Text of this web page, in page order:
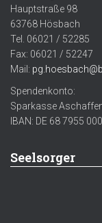
Hauptstraße 98
63768 Hösbach
Tel. 06021 / 52285
Fax: 06021 / 52247
Mail:
Spendenkonto:
Sparkasse
IBAN: DE 68 7955
Seelsorger